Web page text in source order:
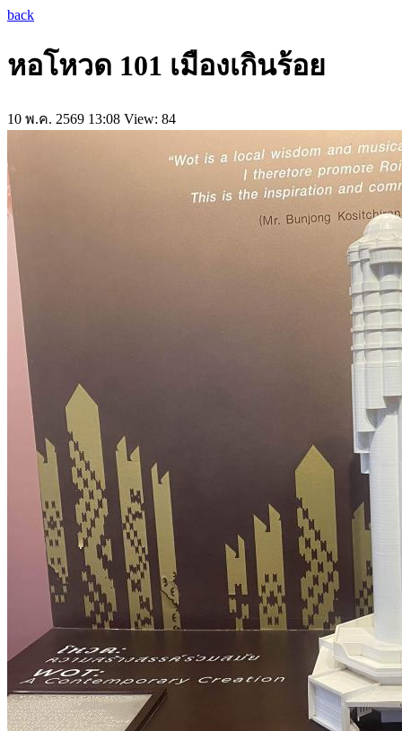
back
หอโหวด 101 เมืองเกินร้อย
10 พ.ค. 2569 13:08 View: 84